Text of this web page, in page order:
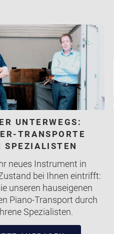
UNTERWEGS:
TRANSPORTE
SPEZIALISTEN
neues Instrument in
bei Ihnen eintrifft:
unseren hauseigenen
Piano-Transport durch
Spezialisten.